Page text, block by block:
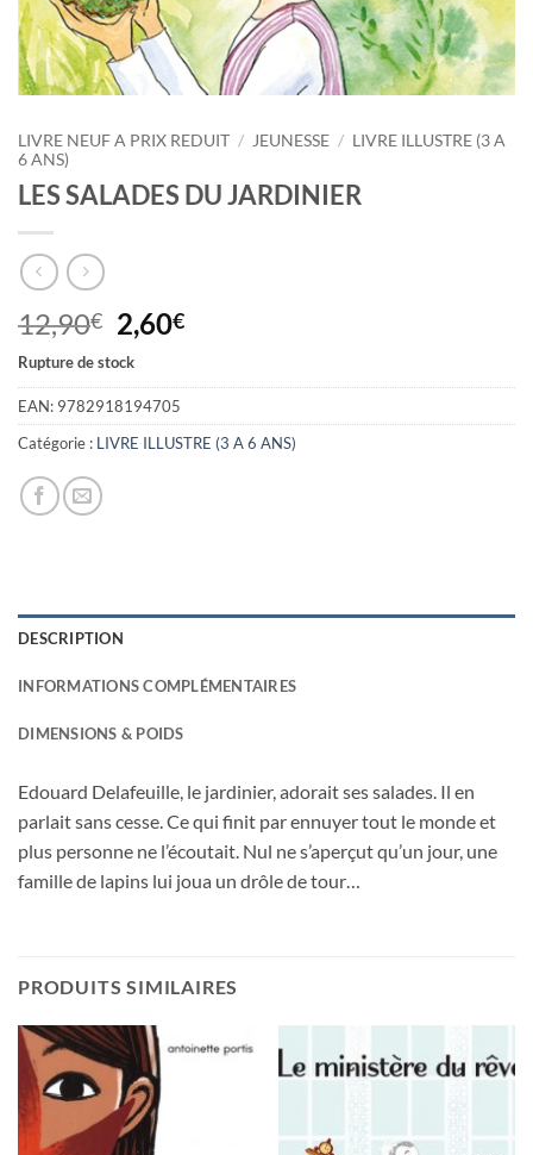
LIVRE NEUF A PRIX REDUIT / JEUNESSE / LIVRE ILLUSTRE (3 A
6 ANS)
LES SALADES DU JARDINIER
12,90€ Le
prix
initial
était :
12,90€.
2,60€Le
actuel
2,60€.
Rupture de stock
EAN: 9782918194705
Catégorie : LIVRE ILLUSTRE (3 A 6 ANS)
DESCRIPTION
INFORMATIONS COMPLÉMENTAIRES
DIMENSIONS & POIDS
Edouard Delafeuille, le jardinier, adorait ses salades. Il en
parlait sans cesse. Ce qui finit par ennuyer tout le monde et
plus personne ne l’écoutait. Nul ne s’aperçut qu’un jour, une
famille de lapins lui joua un drôle de tour…
PRODUITS SIMILAIRES